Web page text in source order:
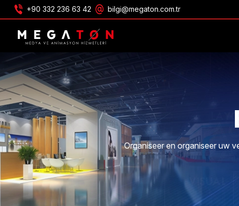
+90 332 236 63 42 bilgi@megaton.com.tr
Organiseer en organiseer uw